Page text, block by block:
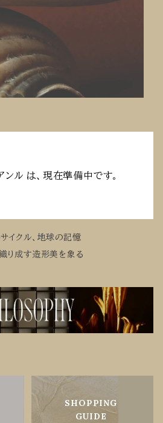
ンル は、現在準備中です。
イクル、地球の記憶
り成す造形美を象る
SHOPPING
GUIDE